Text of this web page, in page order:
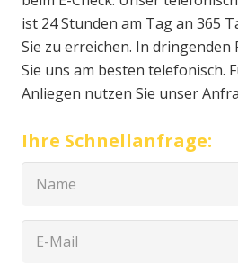
ist 24 Stunden am Tag an 365 Tagen im Jahr zu für
Sie zu erreichen. In dringenden Fällen kontaktieren
Sie uns am besten telefonisch.
Anliegen nutzen Sie unser
Ihre Schnellanfrage: